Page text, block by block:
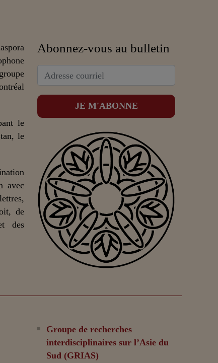
le
le
avec
de
des
Abonnez-vous au bulletin
Groupe de recherches
interdisciplinaires sur l’Asie du
Sud (GRIAS)